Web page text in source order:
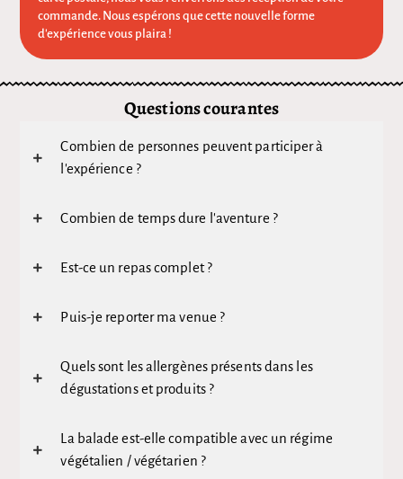
commande. Nous espérons que cette nouvelle forme
d'expérience vous plaira !
Questions courantes
Combien de personnes peuvent participer à
l'expérience ?
Combien de temps dure l'aventure ?
Est-ce un repas complet ?
Puis-je reporter ma venue ?
Quels sont les allergènes présents dans les
dégustations et produits ?
La balade est-elle compatible avec un régime
végétalien / végétarien ?